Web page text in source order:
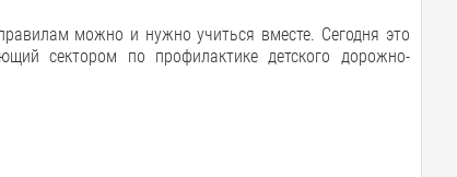
можно и нужно учиться вместе. Сегодня это
сектором по профилактике детского дорожно-